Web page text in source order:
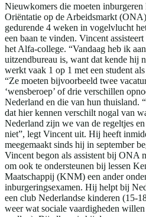
Nieuwkomers die moeten inburgeren
Oriëntatie op de Arbeidsmarkt
gedurende 4 weken in vogelvlucht
een baan te vinden. Vincent
het Alfa-college. “Vandaag heb ik
uitzendbureau is, want dat kende hij
werkt vaak 1 op 1 met een student
“Ze moeten bijvoorbeeld twee
‘wensberoep’ of drie verschillen
Nederland en die van hun thuisland.
dat hier kennen verschilt nogal van
Nederland zijn we van de regeltjes
niet”, legt Vincent uit. Hij heeft
meegemaakt sinds hij in september
Vincent begon als assistent bij ONA
om ook te ondersteunen bij lessen
Maatschappij (KNM) een ander
inburgeringsexamen. Hij helpt bij
een club Nederlandse kinderen (15-
weer wat sociale vaardigheden